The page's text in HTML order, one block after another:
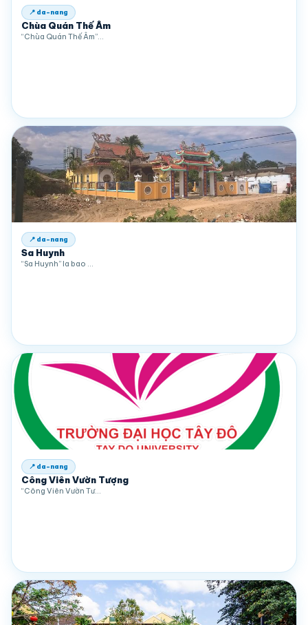
📍 da-nang
Chùa Quán Thế Âm
“Chùa Quán Thế Âm”…
📍 da-nang
Sa Huynh
“Sa Huynh” la bao …
📍 da-nang
Công Viên Vườn Tượng
“Công Viên Vườn Tư…